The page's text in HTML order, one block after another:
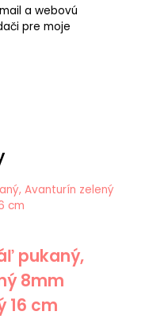
a webovú
pre moje
pukaný,
8mm
16 cm